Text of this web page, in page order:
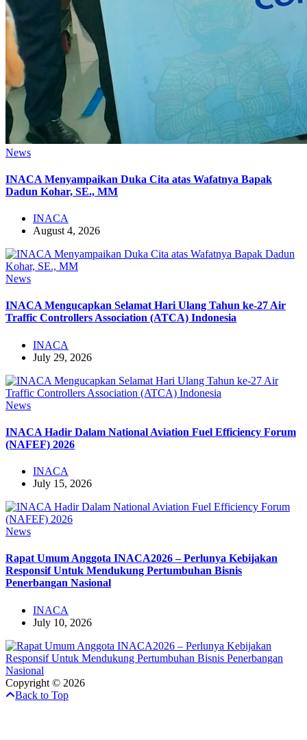
News
INACA Menyampaikan Duka Cita atas Wafatnya Bapak
Dadun Kohar, SE., MM
INACA
August 4, 2026
News
INACA Mengucapkan Selamat Hari Ulang Tahun ke-27 Air
Traffic Controllers Association (ATCA) Indonesia
INACA
July 29, 2026
News
INACA Hadir Dalam National Aviation Fuel Efficiency Forum
(NAFEF) 2026
INACA
July 15, 2026
News
Rapat Umum Anggota INACA2026 – Perlunya Kebijakan
Responsif Untuk Mendukung Pertumbuhan Bisnis
Penerbangan Nasional
INACA
July 10, 2026
Copyright © 2026
Back to Top